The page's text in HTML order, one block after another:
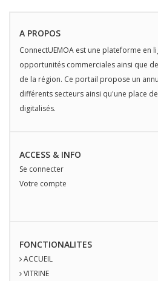
A PROPOS
ConnectUEMOA est une plateforme
opportunités commerciales ainsi que
de la région. Ce portail propose un
différents secteurs ainsi qu'une place
digitalisés.
ACCESS & INFO
Se connecter
Votre compte
FONCTIONALITES
ACCUEIL
VITRINE